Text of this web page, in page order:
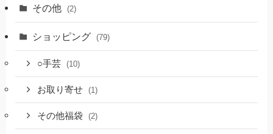
その他 (2)
ショッピング (79)
○手芸 (10)
お取り寄せ (1)
その他福袋 (2)